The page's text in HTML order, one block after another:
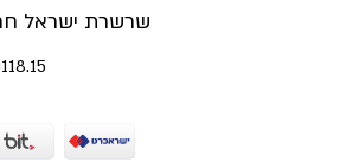
שרשרת ישראל